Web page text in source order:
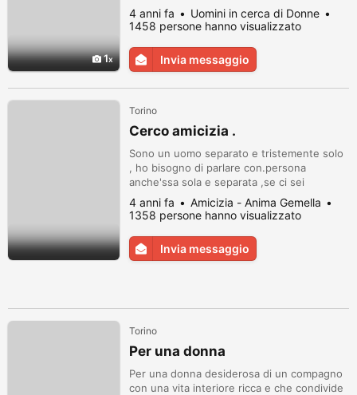
1
persone... mi piace passeggiare andare a
cavallo, nuotare ascoltare e essere
ascoltato.... e molto altro ma mi piacerebbe
che ci conoscessimo un passo alla volta ...
per ora un bacio dolce Mauro
4 anni fa
Uomini in cerca di Donne
1458 persone hanno visualizzato
Invia messaggio
Torino
Cerco amicizia .
Sono un uomo separato e tristemente solo
, ho bisogno di parlare con.persona
anche'ssa sola e separata ,se ci sei
chiamami non importa la tua eta' .il mio
numero e 371.3454241 grazie di cuore. Ti
cerco in Torino e provincia grazie.
4 anni fa
Amicizia - Anima Gemella
1358 persone hanno visualizzato
Invia messaggio
Torino
Per una donna
Per una donna desiderosa di un compagno
con una vita interiore ricca e che condivide